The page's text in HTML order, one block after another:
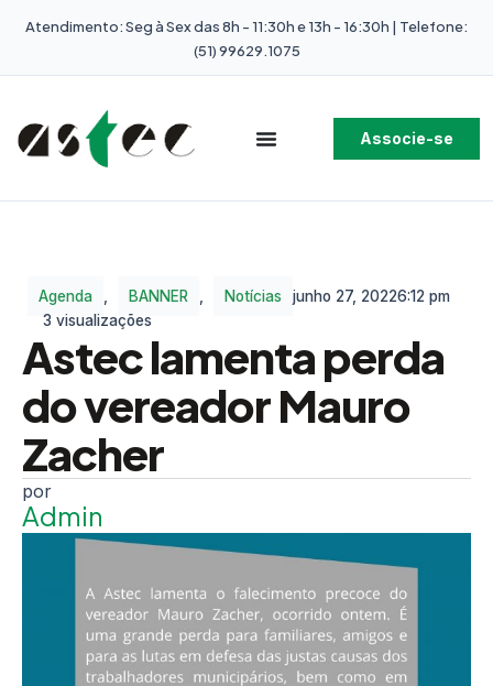
Atendimento: Seg à Sex das 8h - 11:30h e 13h - 16:30h | Telefone:
(51) 99629.1075
Associe-se
Agenda BANNER Notícias junho 27, 20226:12 pm
3 visualizações
Astec lamenta perda
do vereador Mauro
Zacher
Admin